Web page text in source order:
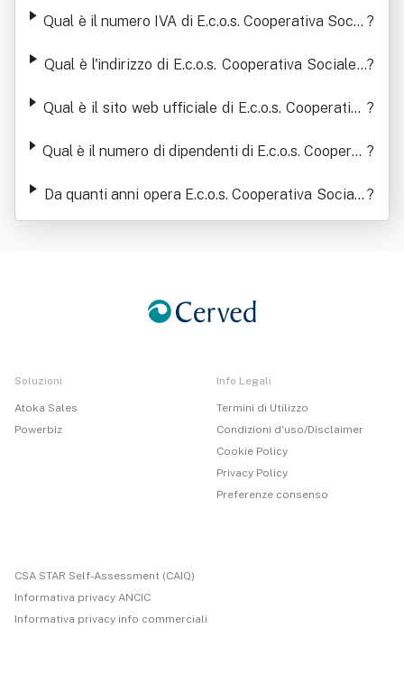
Qual è il numero IVA di E.c.o.s. Cooperativa Socia ?
Qual è l'indirizzo di E.c.o.s. Cooperativa Sociale -?
Qual è il sito web ufficiale di E.c.o.s. Cooperativa ?
Qual è il numero di dipendenti di E.c.o.s. Cooperat ?
Da quanti anni opera E.c.o.s. Cooperativa Sociale
- Onlus
?
Soluzioni
Atoka Sales
Powerbiz
Info Legali
Termini di Utilizzo
Condizioni d'uso/Disclaimer
Cookie Policy
Privacy Policy
Preferenze consenso
CSA STAR Self-Assessment (CAIQ)
Informativa privacy ANCIC
Informativa privacy info commerciali